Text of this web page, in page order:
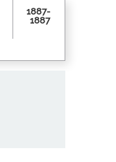
1887-
1887